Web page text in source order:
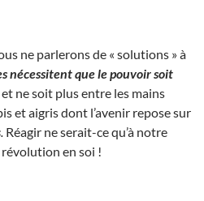
ne parlerons de « solutions » à
nécessitent que le pouvoir soit
et ne soit plus entre les mains
et aigris dont l’avenir repose sur
Réagir ne serait-ce qu’à notre
en soi !